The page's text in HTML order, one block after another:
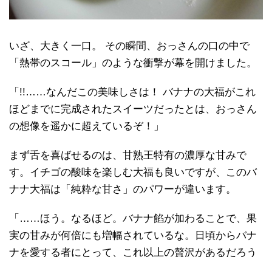
いざ、大きく一口。 その瞬間、おっさんの口の中で
「熱帯のスコール」のような衝撃が幕を開けました。
「!!……なんだこの美味しさは！ バナナの大福がこれ
ほどまでに完成されたスイーツだったとは、おっさん
の想像を遥かに超えているぞ！」
まず舌を喜ばせるのは、甘熟王特有の濃厚な甘みで
す。イチゴの酸味を楽しむ大福も良いですが、このバ
ナナ大福は「純粋な甘さ」のパワーが違います。
「……ほう。なるほど。バナナ餡が加わることで、果
実の甘みが何倍にも増幅されているな。日頃からバナ
ナを愛する者にとって、これ以上の贅沢があるだろう